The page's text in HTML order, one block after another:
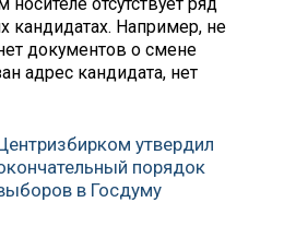
кандидатах. Например, не
документов о смене
адрес кандидата, нет
утвердил
порядок
в Госдуму